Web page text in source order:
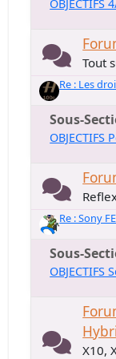
OBJECTIFS
Tout
Re : Les
Sous-
OBJECTIFS
Re : Sony
Sous-
OBJECTIFS
X10,